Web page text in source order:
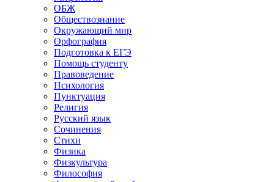
ОБЖ
Обществознание
Окружающий мир
Орфография
Подготовка к ЕГЭ
Помощь студенту
Правоведение
Психология
Пунктуация
Религия
Русский язык
Сочинения
Стихи
Физика
Физкультура
Философия